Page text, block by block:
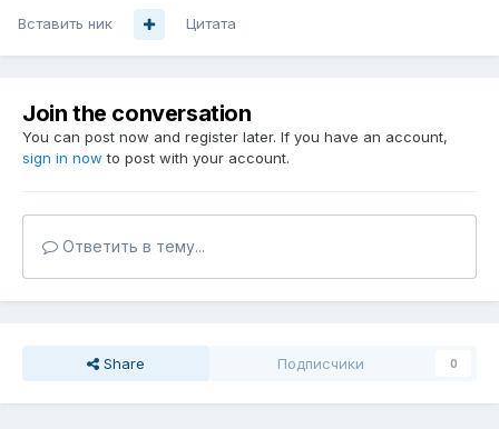
Вставить ник Цитата
Join the conversation
You can post now and register later. If you have an account,
sign in now to post with your account.
Ответить в тему...
Share Подписчики 0